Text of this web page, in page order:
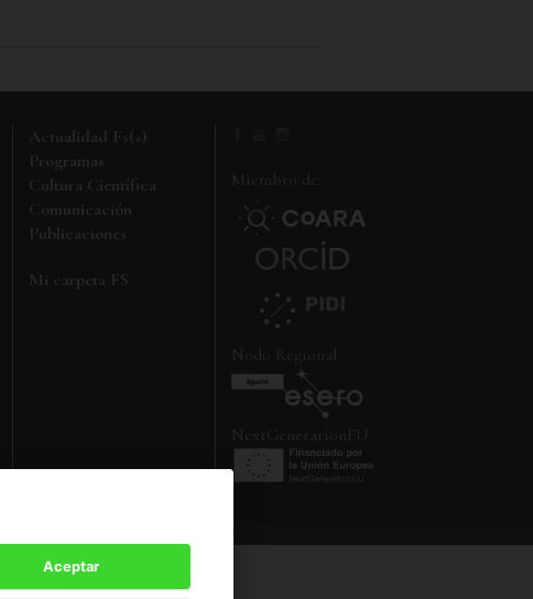
Actualidad Fs(+)
Programas
Cultura Científica
Comunicación
Publicaciones
Mi carpeta FS
Miembro de:
Nodo Regional
NextGenerationEU
Aceptar